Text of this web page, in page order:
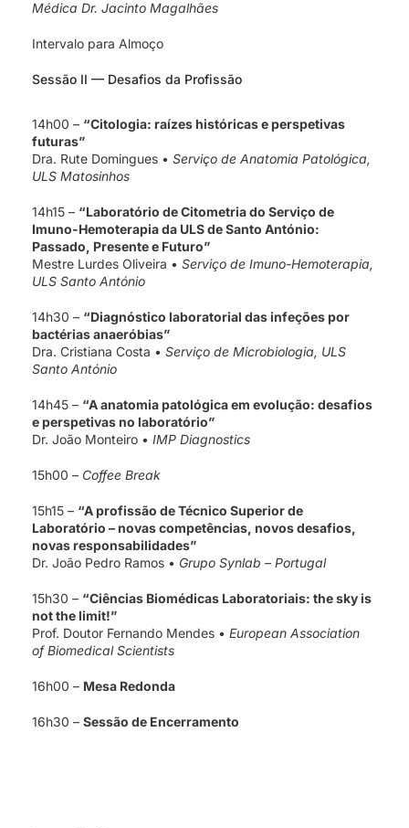
Médica Dr. Jacinto Magalhães
Intervalo para Almoço
Sessão II — Desafios da Profissão
14h00 – “Citologia: raízes históricas e perspetivas
futuras”
Dra. Rute Domingues • Serviço de Anatomia Patológica,
ULS Matosinhos
14h15 – “Laboratório de Citometria do Serviço de
Imuno-Hemoterapia da ULS de Santo António:
Passado, Presente e Futuro”
Mestre Lurdes Oliveira • Serviço de Imuno-Hemoterapia,
ULS Santo António
14h30 – “Diagnóstico laboratorial das infeções por
bactérias anaeróbias”
Dra. Cristiana Costa • Serviço de Microbiologia, ULS
Santo António
14h45 – “A anatomia patológica em evolução: desafios
e perspetivas no laboratório”
Dr. João Monteiro • IMP Diagnostics
15h00 – Coffee Break
15h15 – “A profissão de Técnico Superior de
Laboratório – novas competências, novos desafios,
novas responsabilidades”
Dr. João Pedro Ramos • Grupo Synlab – Portugal
15h30 – “Ciências Biomédicas Laboratoriais: the sky is
not the limit!”
Prof. Doutor Fernando Mendes • European Association
of Biomedical Scientists
16h00 – Mesa Redonda
16h30 – Sessão de Encerramento